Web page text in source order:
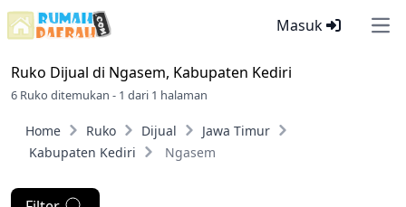
Masuk
Ruko Dijual di Ngasem, Kabupaten Kediri
6 Ruko ditemukan - 1 dari 1 halaman
Home Ruko Dijual
Jawa Timur
Kabupaten Kediri
Ngasem